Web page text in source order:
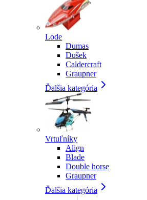
Lode
Dumas
Dušek
Caldercraft
Graupner
Ďalšia kategória
Vrtuľníky
Align
Blade
Double horse
Graupner
Ďalšia kategória